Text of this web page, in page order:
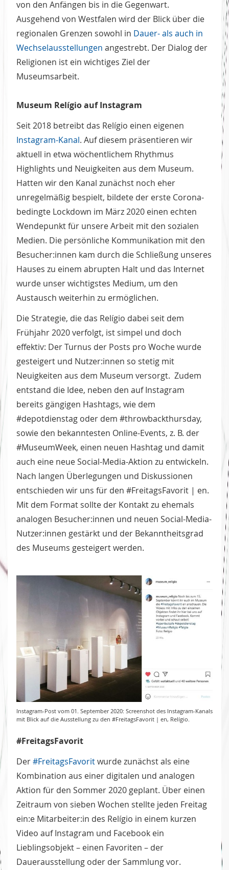
von den Anfängen bis in die Gegenwart.
Ausgehend von Westfalen wird der Blick über die
regionalen Grenzen sowohl in Dauer- als auch in
Wechselausstellungen angestrebt. Der Dialog der
Religionen ist ein wichtiges Ziel der
Museumsarbeit.
Museum Relígio auf Instagram
Seit 2018 betreibt das Relígio einen eigenen
Instagram-Kanal. Auf diesem präsentieren wir
aktuell in etwa wöchentlichem Rhythmus
Highlights und Neuigkeiten aus dem Museum.
Hatten wir den Kanal zunächst noch eher
unregelmäßig bespielt, bildete der erste Corona-
bedingte Lockdown im März 2020 einen echten
Wendepunkt für unsere Arbeit mit den sozialen
Medien. Die persönliche Kommunikation mit den
Besucher:innen kam durch die Schließung unseres
Hauses zu einem abrupten Halt und das Internet
wurde unser wichtigstes Medium, um den
Austausch weiterhin zu ermöglichen.
Die Strategie, die das Relígio dabei seit dem
Frühjahr 2020 verfolgt, ist simpel und doch
effektiv: Der Turnus der Posts pro Woche wurde
gesteigert und Nutzer:innen so stetig mit
Neuigkeiten aus dem Museum versorgt. Zudem
entstand die Idee, neben den auf Instagram
bereits gängigen Hashtags, wie dem
#depotdienstag oder dem #throwbackthursday,
sowie den bekanntesten Online-Events, z. B. der
#MuseumWeek, einen neuen Hashtag und damit
auch eine neue Social-Media-Aktion zu entwickeln.
Nach langen Überlegungen und Diskussionen
entschieden wir uns für den #FreitagsFavorit | en.
Mit dem Format sollte der Kontakt zu ehemals
analogen Besucher:innen und neuen Social-Media-
Nutzer:innen gestärkt und der Bekanntheitsgrad
des Museums gesteigert werden.
Instagram-Post vom 01. September 2020: Screenshot des Instagram-Kanals
mit Blick auf die Ausstellung zu den #FreitagsFavorit | en, Relígio.
#FreitagsFavorit
Der#FreitagsFavoritwurde zunächst als eine
Kombination aus einer digitalen und analogen
Aktion für den Sommer 2020 geplant. Über einen
Zeitraum von sieben Wochen stellte jeden Freitag
ein:e Mitarbeiter:in des Relígio in einem kurzen
Video auf Instagram und Facebook ein
Lieblingsobjekt – einen Favoriten – der
Dauerausstellung oder der Sammlung vor.